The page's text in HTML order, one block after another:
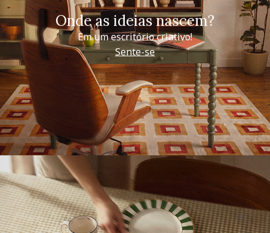
Onde as ideias nascem?
Em um escritório criativo!
Sente-se